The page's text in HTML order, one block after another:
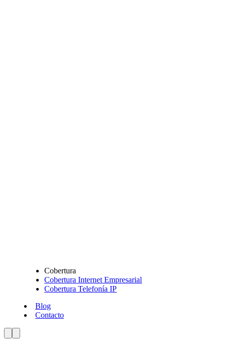
Cobertura
Cobertura Internet Empresarial
Cobertura Telefonía IP
Blog
Contacto